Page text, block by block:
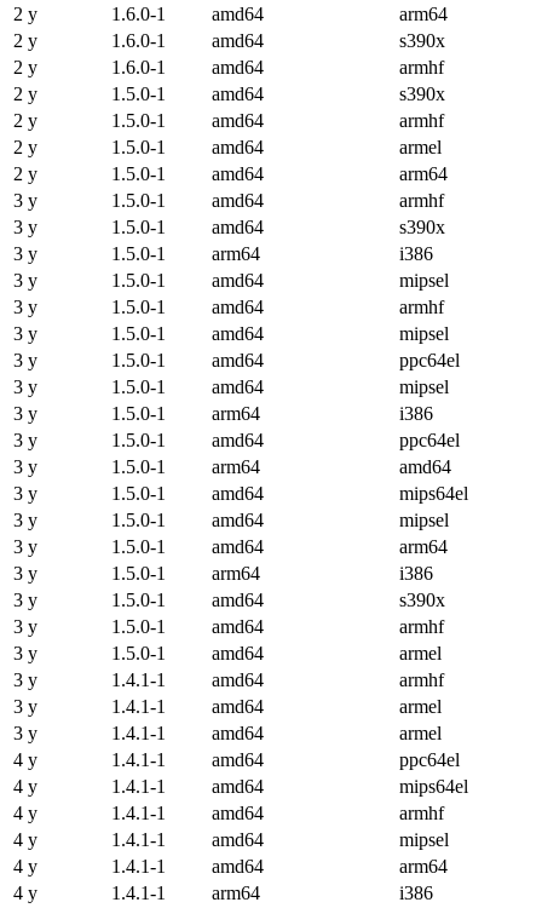
2 y
1.6.0-1 amd64
arm64
2 y
1.6.0-1 amd64
s390x
2 y
1.6.0-1 amd64
armhf
2 y
1.5.0-1 amd64
s390x
2 y
1.5.0-1 amd64
armhf
2 y
1.5.0-1 amd64
armel
2 y
1.5.0-1 amd64
arm64
3 y
1.5.0-1 amd64
armhf
3 y
1.5.0-1 amd64
s390x
3 y
1.5.0-1 arm64
i386
3 y
1.5.0-1 amd64
mipsel
3 y
1.5.0-1 amd64
armhf
3 y
1.5.0-1 amd64
mipsel
3 y
1.5.0-1 amd64
ppc64el
3 y
1.5.0-1 amd64
mipsel
3 y
1.5.0-1 arm64
i386
3 y
1.5.0-1 amd64
ppc64el
3 y
1.5.0-1 arm64
amd64
3 y
1.5.0-1 amd64
mips64el
3 y
1.5.0-1 amd64
mipsel
3 y
1.5.0-1 amd64
arm64
3 y
1.5.0-1 arm64
i386
3 y
1.5.0-1 amd64
s390x
3 y
1.5.0-1 amd64
armhf
3 y
1.5.0-1 amd64
armel
3 y
1.4.1-1 amd64
armhf
3 y
1.4.1-1 amd64
armel
3 y
1.4.1-1 amd64
armel
4 y
1.4.1-1 amd64
ppc64el
4 y
1.4.1-1 amd64
mips64el
4 y
1.4.1-1 amd64
armhf
4 y
1.4.1-1 amd64
mipsel
4 y
1.4.1-1 amd64
arm64
4 y
1.4.1-1 arm64
i386